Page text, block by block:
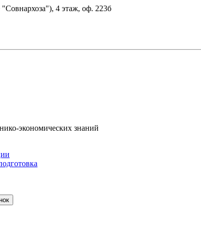
4 этаж, оф. 223б
экономических знаний